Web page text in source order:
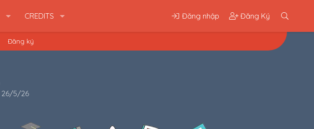
CREDITS Đăng nhập Đăng Ký
Đăng ký
N
26/5/26